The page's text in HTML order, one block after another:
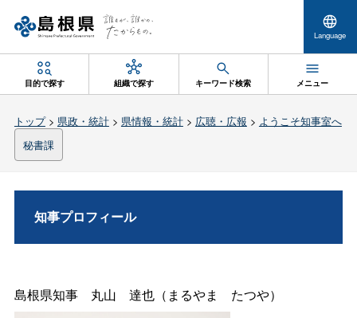
Language
目的で探す 組織で探す キーワード検索 メニュー
トップ> 県政・統計> 県情報・統計> 広聴・広報 > ようこそ知事室へ
秘書課
知事プロフィール
島根県知事 丸山 達也（まるやま たつや）